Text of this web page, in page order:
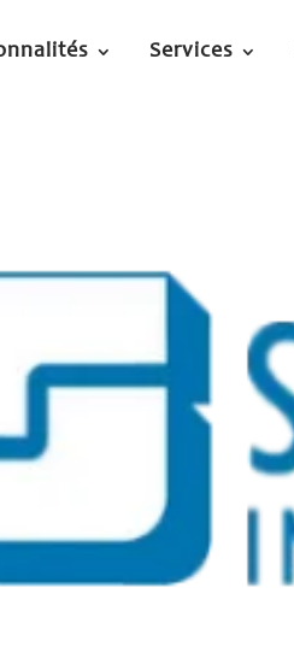
Services